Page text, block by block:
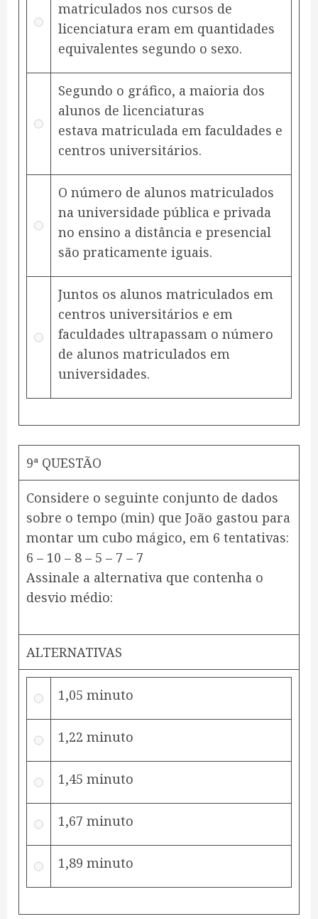
matriculados nos cursos de
licenciatura eram em quantidades
equivalentes segundo o sexo.
Segundo o gráfico, a maioria dos
alunos de licenciaturas
estava matriculada em faculdades e
centros universitários.
O número de alunos matriculados
na universidade pública e privada
no ensino a distância e presencial
são praticamente iguais.
Juntos os alunos matriculados em
centros universitários e em
faculdades ultrapassam o número
de alunos matriculados em
universidades.
9ª QUESTÃO
Considere o seguinte conjunto de dados
sobre o tempo (min) que João gastou para
montar um cubo mágico, em 6 tentativas:
6 – 10 – 8 – 5 – 7 – 7
Assinale a alternativa que contenha o
desvio médio:
ALTERNATIVAS
1,05 minuto
1,22 minuto
1,45 minuto
1,67 minuto
1,89 minuto